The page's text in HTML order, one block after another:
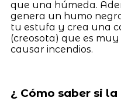
que una húmeda.
genera un humo
tu estufa y crea una
(creosota) que es
causar incendios.
¿ Cómo saber si